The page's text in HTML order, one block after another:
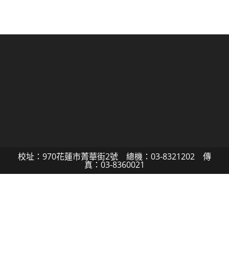
校址：970花蓮市菁華街2號 總機：03-8321202 傳
真：03-8360021